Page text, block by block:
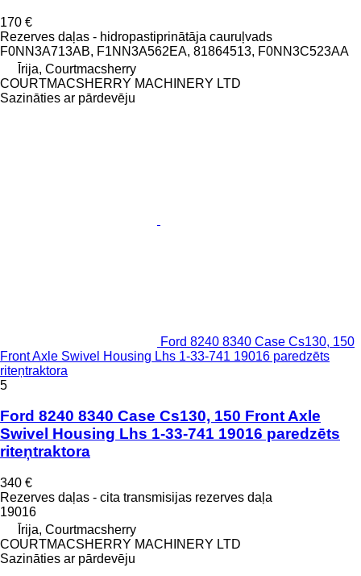
170 €
Rezerves daļas - hidropastiprinātāja cauruļvads
F0NN3A713AB, F1NN3A562EA, 81864513, F0NN3C523AA
Īrija, Courtmacsherry
COURTMACSHERRY MACHINERY LTD
Sazināties ar pārdevēju
Ford 8240 8340 Case Cs130, 150
Front Axle Swivel Housing Lhs 1-33-741 19016 paredzēts
riteņtraktora
5
Ford 8240 8340 Case Cs130, 150 Front Axle
Swivel Housing Lhs 1-33-741 19016 paredzēts
riteņtraktora
340 €
Rezerves daļas - cita transmisijas rezerves daļa
19016
Īrija, Courtmacsherry
COURTMACSHERRY MACHINERY LTD
Sazināties ar pārdevēju